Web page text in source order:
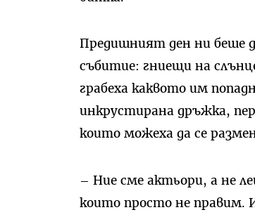
Предишният ден ни беше
събитие: гниещи на
грабеха каквото им
инкрустирана дръжка,
които можеха да се
– Ние сме актьори, а не
които просто не правим.